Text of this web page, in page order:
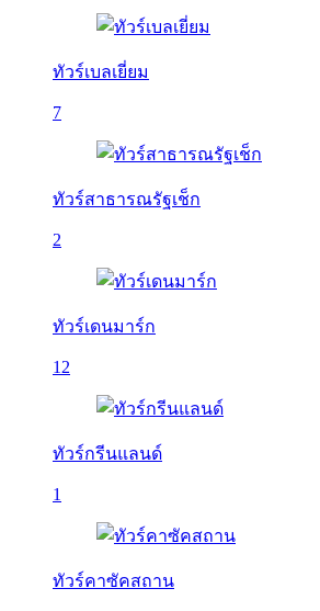
ทัวร์เบลเยี่ยม
7
ทัวร์สาธารณรัฐเช็ก
2
ทัวร์เดนมาร์ก
12
ทัวร์กรีนแลนด์
1
ทัวร์คาซัคสถาน